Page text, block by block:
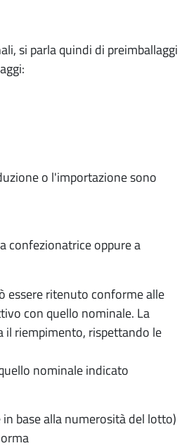
si parla quindi di preimballaggi
o l'importazione sono
confezionatrice oppure a
essere ritenuto conforme alle
con quello nominale. La
riempimento, rispettando le
nominale indicato
base alla numerosità del lotto)